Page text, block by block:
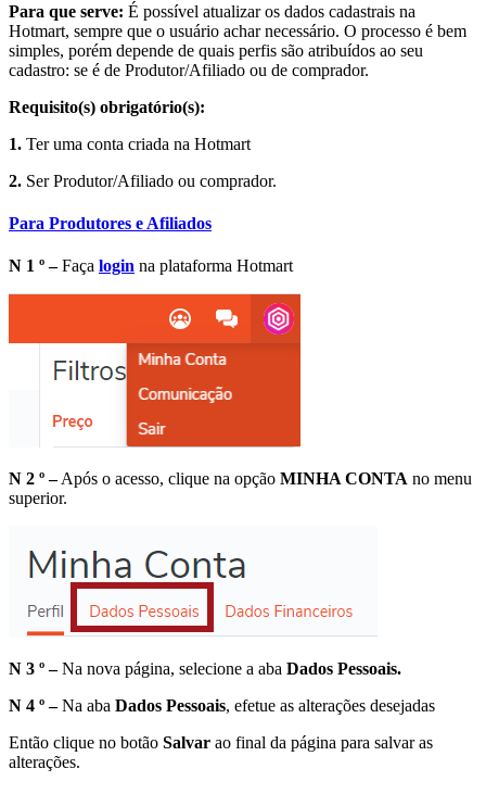
Para que serve: É possível atualizar os dados cadastrais na
Hotmart, sempre que o usuário achar necessário. O processo é bem
simples, porém depende de quais perfis são atribuídos ao seu
cadastro: se é de Produtor/Afiliado ou de comprador.
Requisito(s) obrigatório(s):
1. Ter uma conta criada na Hotmart
2. Ser Produtor/Afiliado ou comprador.
Para Produtores e Afiliados
N 1 º –Faça login na plataforma Hotmart
N 2 º –Após o acesso, clique na opção MINHA CONTA no menu
superior.
N 3 º –Na nova página, selecione a aba Dados Pessoais.
N 4 º –Na aba Dados Pessoais, efetue as alterações desejadas
Então clique no botão Salvar ao final da página para salvar as
alterações.